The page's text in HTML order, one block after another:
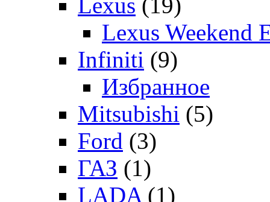
Lexus Weekend
Infiniti (9)
Избранное
Mitsubishi (5)
Ford (3)
ГАЗ (1)
LADA (1)